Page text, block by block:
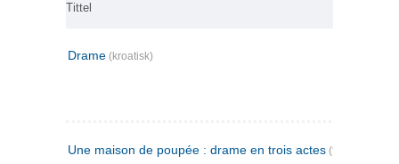
Tittel
Drame (kroatisk)
Une maison de poupée : drame en trois actes (fransk)